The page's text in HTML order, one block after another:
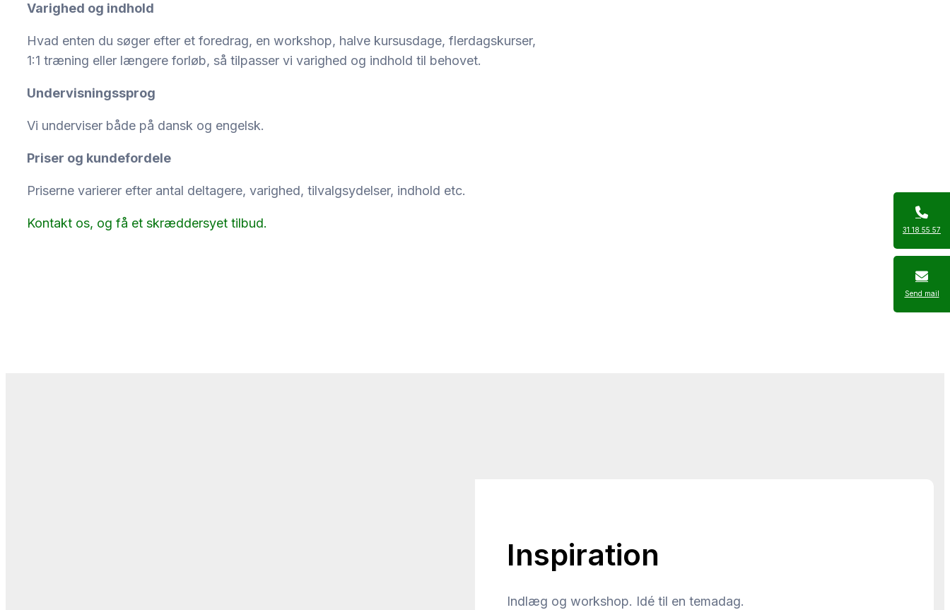
Varighed og indhold
Hvad enten du søger efter et foredrag, en workshop, halve kursusdage, flerdagskurser,
1:1 træning eller længere forløb, så tilpasser vi varighed og indhold til behovet.
Undervisningssprog
Vi underviser både på dansk og engelsk.
Priser og kundefordele
Priserne varierer efter antal deltagere, varighed, tilvalgsydelser, indhold etc.
Kontakt os, og få et skræddersyet tilbud.
Inspiration
Indlæg og workshop. Idé til en temadag.
31 18 55 57
Send mail